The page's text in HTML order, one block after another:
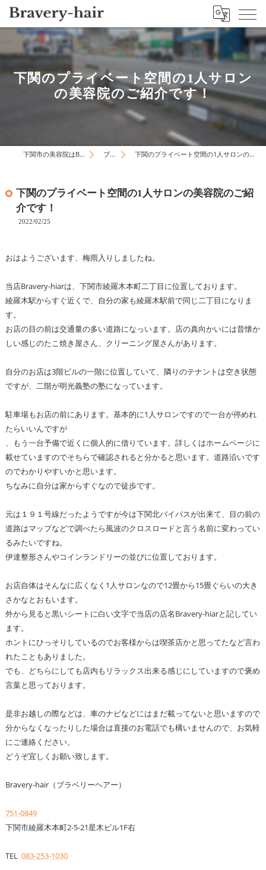
下関のプライベート空間の1人サロン
の美容院のご紹介です！
下関市の美容院はBravery-hair ブログ 下関のプライベート空間の1人サロンの美容院のご紹介です！
下関のプライベート空間の1人サロンの美容院のご紹
介です！
2022/02/25
おはようございます、梅雨入りしましたね。
当店Bravery-hiarは、下関市綾羅木本町二丁目に位置しております。
綾羅木駅からすぐ近くで、自分の家も綾羅木駅前で同じ二丁目になりま
す。
お店の目の前は交通量の多い道路になっいます。店の真向かいには昔懐か
しい感じのたこ焼き屋さん、クリーニング屋さんがあります。
自分のお店は3階ビルの一階に位置していて、隣りのテナントは空き状態
ですが、二階が明光義塾の塾になっています。
駐車場もお店の前にあります。基本的に1人サロンですので一台が停めれ
たらいいんですが
、もう一台予備で近くに個人的に借りています。詳しくはホームページに
載せていますのでそちらで確認されると分かると思います。道路沿いです
のでわかりやすいかと思います。
ちなみに自分は家からすぐなので徒歩です。
元は１９１号線だったようですが今は下関北バイパスが出来て、目の前の
道路はマップなどで調べたら風波のクロスロードと言う名前に変わってい
るみたいですね。
伊達整形さんやコインランドリーの並びに位置しております。
お店自体はそんなに広くなく1人サロンなので12畳から15畳ぐらいの大き
さかなとおもいます。
外から見ると黒いシートに白い文字で当店の店名Bravery-hiarと記してい
ます。
ホントにひっそりしているのでお客様からは喫茶店かと思ってたなど言わ
れたこともありました。
でも、どちらにしても店内もリラックス出来る感じにしていますので褒め
言葉と思っております。
是非お越しの際などは、車のナビなどにはまだ載ってないと思いますので
分からなくなったりした場合は直接のお電話でも構いませんので、お気軽
にご連絡ください。
どうぞ宜しくお願い致します。
Bravery-hair（ブラベリーヘアー）
751-0849
下関市綾羅木本町2-5-21星木ビル1F右
TEL 083-253-1030